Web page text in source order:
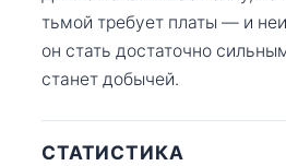
тьмой требует платы — и
он стать достаточно
станет добычей.
СТАТИСТИКА